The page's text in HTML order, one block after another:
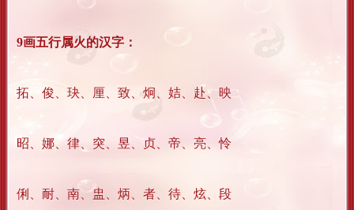
9画五行属火的汉字：
拓、俊、玦、厘、致、炯、姞、赴、映
昭、娜、律、突、昱、贞、帝、亮、怜
俐、耐、南、盅、炳、者、待、炫、段